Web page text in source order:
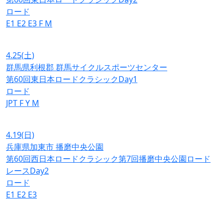
ロード
E1 E2 E3 F M
4.25(土)
群馬県利根郡 群馬サイクルスポーツセンター
第60回東日本ロードクラシックDay1
ロード
JPT FY M
4.19(日)
兵庫県加東市 播磨中央公園
第60回西日本ロードクラシック第7回播磨中央公園ロード
レースDay2
ロード
E1 E2 E3